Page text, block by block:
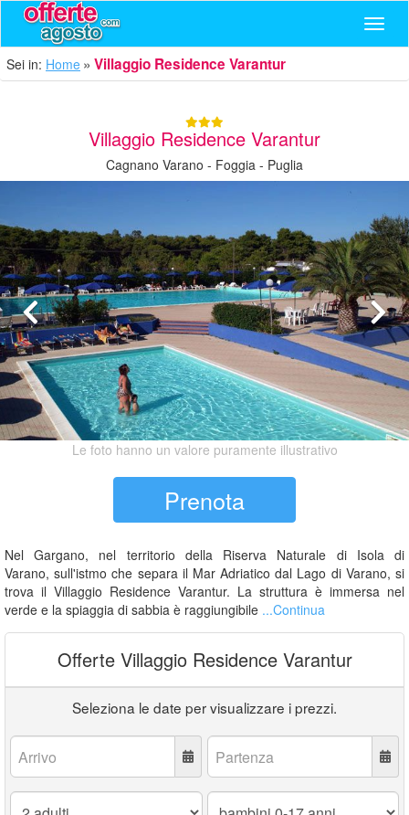
Sei in: Home Villaggio Residence Varantur
Villaggio Residence Varantur
Cagnano Varano - Foggia - Puglia
Le foto hanno un valore puramente illustrativo
Prenota
Nel Gargano, nel territorio della Riserva Naturale di Isola di
Varano, sull'istmo che separa il Mar Adriatico dal Lago di Varano, si
trova il Villaggio Residence Varantur. La struttura è immersa nel
verde e la spiaggia di sabbia è raggiungibile ...Continua
Offerte Villaggio Residence Varantur
Seleziona le date per visualizzare i prezzi.
Arrivo: Partenza:
Adulti:
Bambini